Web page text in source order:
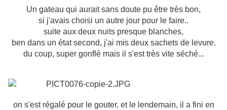
Un gateau qui aurait sans doute pu être très bon,
si j'avais choisi un autre jour pour le faire..
suite aux deux nuits presque blanches,
ben dans un état second, j'ai mis deux sachets de levure.
du coup, super gonflé mais il s'est très vite séché...
on s'est régalé pour le gouter, et le lendemain, il a fini en